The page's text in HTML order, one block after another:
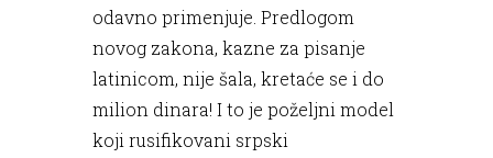
odavno primenjuje. Predlogom
novog zakona, kazne za pisanje
latinicom, nije šala, kretaće se i do
milion dinara! I to je poželjni model
koji rusifikovani srpski